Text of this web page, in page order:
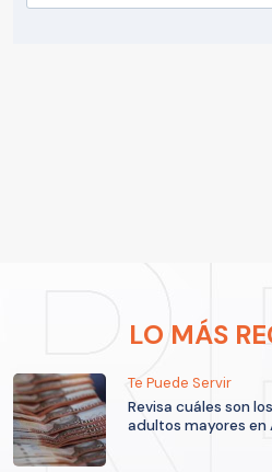
LO MÁS
Te Puede Servir
Revisa cuáles son
adultos mayores en